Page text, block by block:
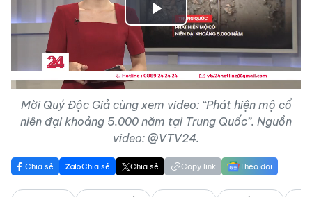
Play
Video
Mời Quý Độc Giả cùng xem video: “Phát hiện mộ cổ
niên đại khoảng 5.000 năm tại Trung Quốc”. Nguồn
video: @VTV24.
Chia sẻ Chia sẻ Chia sẻ Copy link Theo dõi